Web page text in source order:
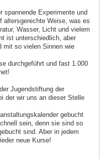
spannende Experimente und
altersgerechte Weise, was es
Wasser, Licht und vielem
ist unterschiedlich, aber
mit so vielen Sinnen wie
durchgeführt und fast 1.000
Jugendstiftung der
der wir uns an dieser Stelle
gebucht
sein, denn sie sind so
sind. Aber in jedem
neue Kurse!